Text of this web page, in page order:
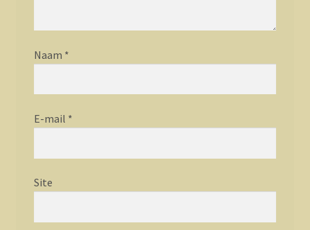
Naam *
E-mail *
Site